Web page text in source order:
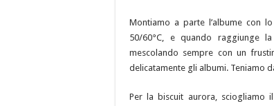
Montiamo a parte l’albume con
50/60°C, e quando raggiunge
mescolando sempre con un
delicatamente gli albumi. Teniamo
Per la biscuit aurora, sciogliamo